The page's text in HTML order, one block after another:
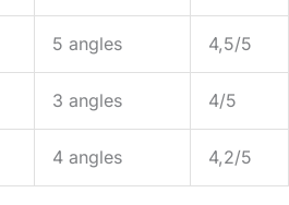
5 angles 4,5/5
3 angles 4/5
4 angles 4,2/5